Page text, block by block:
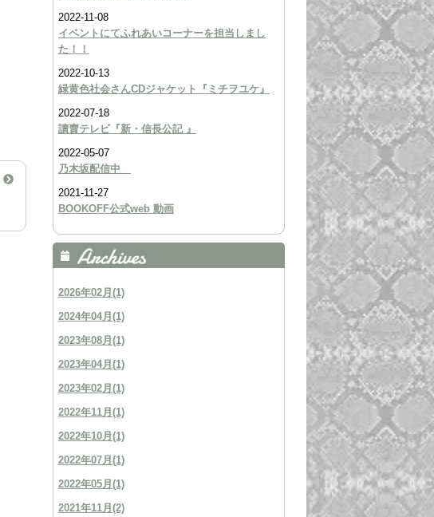
2022-11-08
イベントにてふれあいコーナーを担当しまし
た！！
2022-10-13
緑黄色社会さんCDジャケット『ミチヲユケ』
2022-07-18
讀賣テレビ『新・信長公記 』
2022-05-07
乃木坂配信中
2021-11-27
BOOKOFF公式web 動画
2026年02月(1)
2024年04月(1)
2023年08月(1)
2023年04月(1)
2023年02月(1)
2022年11月(1)
2022年10月(1)
2022年07月(1)
2022年05月(1)
2021年11月(2)